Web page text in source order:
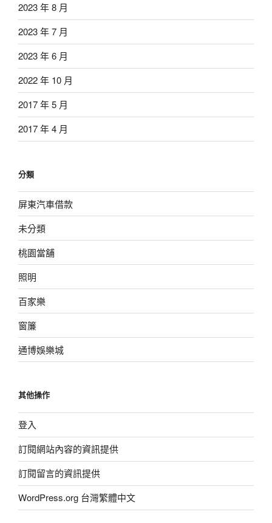
2023 年 8 月
2023 年 7 月
2023 年 6 月
2022 年 10 月
2017 年 5 月
2017 年 4 月
分類
屏東汽車借款
未分類
桃園當舖
照明
百家樂
窗簾
通博娛樂城
其他操作
登入
訂閱網站內容的資訊提供
訂閱留言的資訊提供
WordPress.org 台灣繁體中文